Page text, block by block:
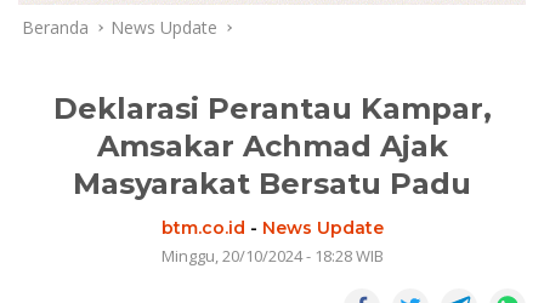
Beranda News Update
Deklarasi Perantau Kampar,
Amsakar Achmad Ajak
Masyarakat Bersatu Padu
btm.co.id - News Update
Minggu, 20/10/2024 - 18:28 WIB